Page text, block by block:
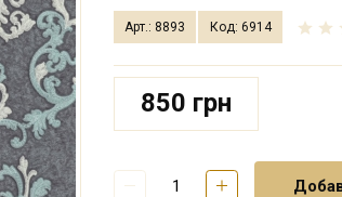
Арт.: 8893 Код: 6914
850 грн